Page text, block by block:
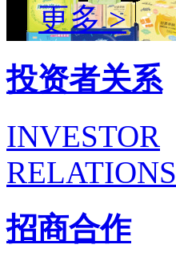
更多 >
投资者关系
INVESTOR
RELATIONS
招商合作